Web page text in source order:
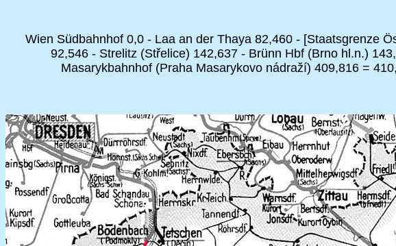
Wien Südbahnhof 0,0 - Laa an der Thaya 82,460 - [Staatsgrenze
92,546 - Strelitz (Střelice) 142,637 - Brünn Hbf (Brno hl.n.)
Masarykbahnhof (Praha Masarykovo nádraží) 409,816 =